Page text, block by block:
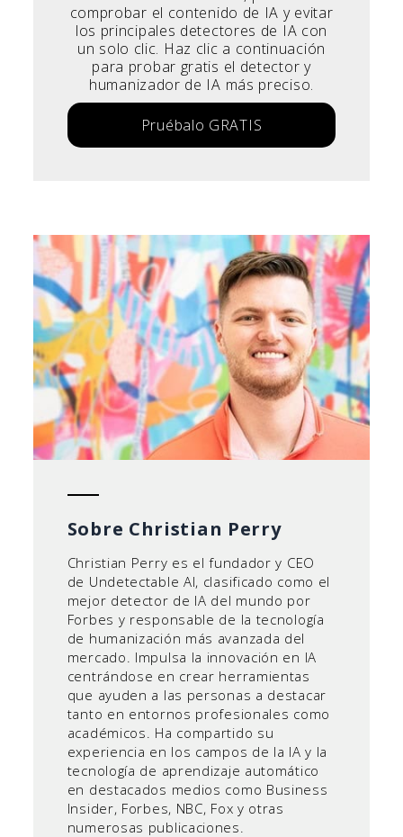
comprobar el contenido de IA y evitar
los principales detectores de IA con
un solo clic. Haz clic a continuación
para probar gratis el detector y
humanizador de IA más preciso.
Pruébalo GRATIS
Sobre Christian Perry
Christian Perry es el fundador y CEO
de Undetectable AI, clasificado como el
mejor detector de IA del mundo por
Forbes y responsable de la tecnología
de humanización más avanzada del
mercado. Impulsa la innovación en IA
centrándose en crear herramientas
que ayuden a las personas a destacar
tanto en entornos profesionales como
académicos. Ha compartido su
experiencia en los campos de la IA y la
tecnología de aprendizaje automático
en destacados medios como Business
Insider, Forbes, NBC, Fox y otras
numerosas publicaciones.